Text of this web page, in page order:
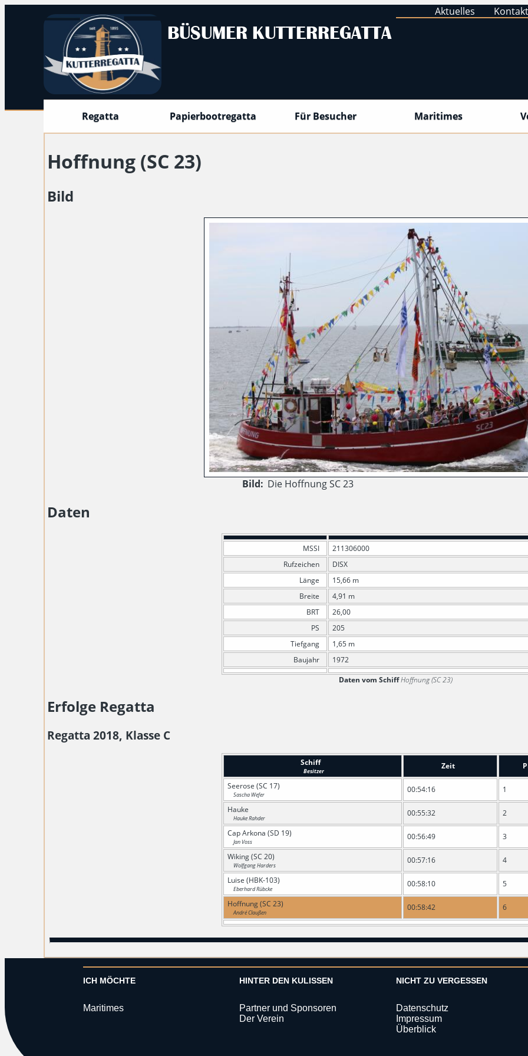
Aktuelles Kontakt
BÜSUMER KUTTERREGATTA
Regatta Papierbootregatta Für Besucher Maritimes
Hoffnung (SC 23)
Bild
Bild: Die Hoffnung SC 23
Daten
Daten vom SchiffHoffnung (SC 23)
MSSI
211306000
Rufzeichen
DISX
Länge
15,66 m
Breite
4,91 m
BRT
26,00
PS
205
Tiefgang
1,65 m
Baujahr
1972
Erfolge Regatta
Regatta 2018, Klasse C
Schiff
Besitzer
Zeit
Seerose (SC 17)
Sascha Wefer
00:54:16
1
Hauke
Hauke Rahder
00:55:32
2
Cap Arkona (SD 19)
Jan Voss
00:56:49
3
Wiking (SC 20)
Wolfgang Harders
00:57:16
4
Luise (HBK-103)
Eberhard Rübcke
00:58:10
5
Hoffnung (SC 23)
André Claußen
00:58:42 6
ICH MÖCHTE
Maritimes
HINTER DEN KULISSEN
Partner und Sponsoren
Der Verein
NICHT ZU VERGESSEN
Datenschutz
Impressum
Überblick